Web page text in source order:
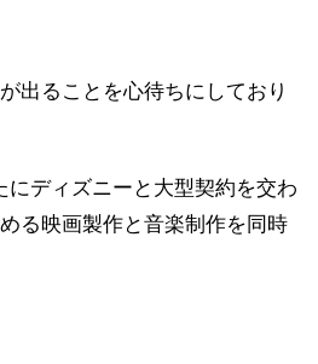
出ることを心待ちにしており
ディズニーと大型契約を交わ
る映画製作と音楽制作を同時